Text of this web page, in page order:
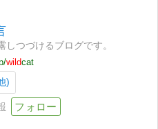
しつづけるブログです。
wildcat
)